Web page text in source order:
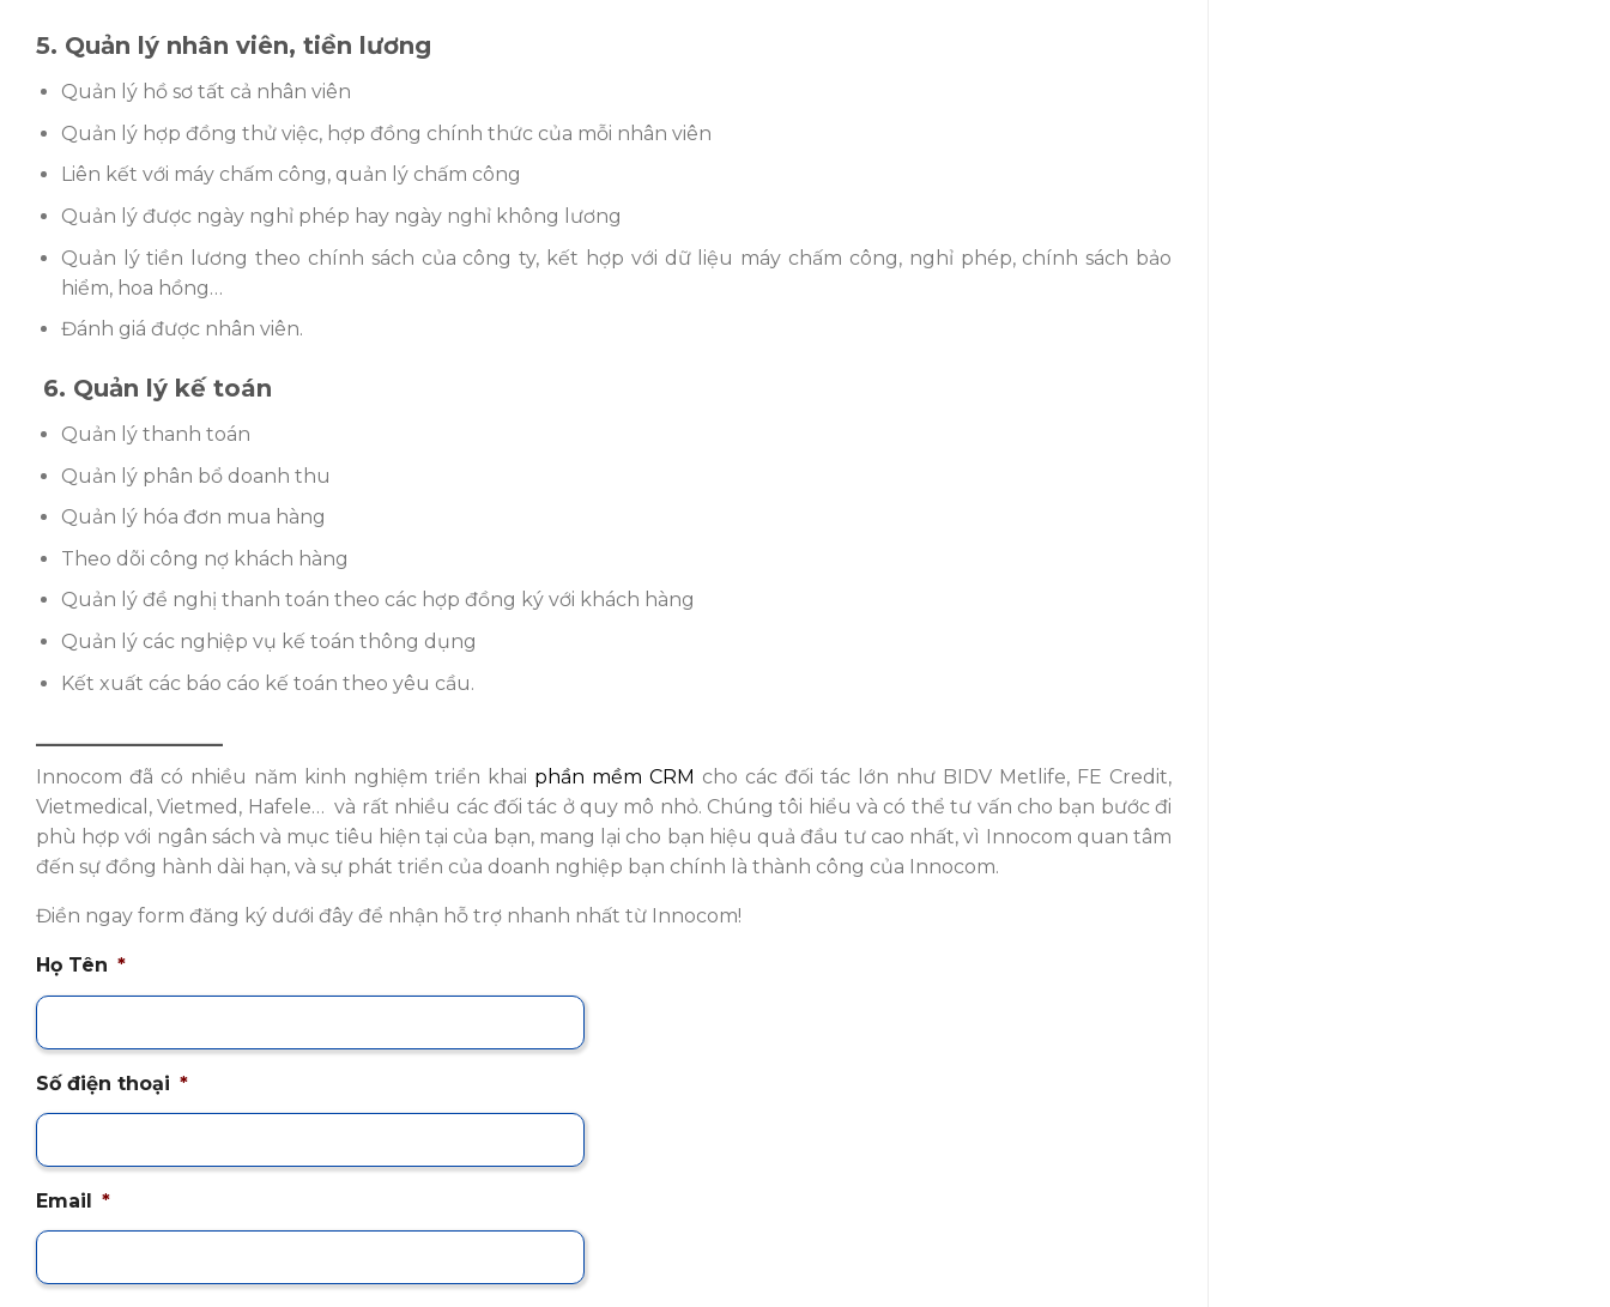
5. Quản lý nhân viên, tiền lương
Quản lý hồ sơ tất cả nhân viên
Quản lý hợp đồng thử việc, hợp đồng chính thức của mỗi nhân viên
Liên kết với máy chấm công, quản lý chấm công
Quản lý được ngày nghỉ phép hay ngày nghỉ không lương
Quản lý tiền lương theo chính sách của công ty, kết hợp với dữ liệu máy chấm công, nghỉ phép, chính sách bảo
hiểm, hoa hồng…
Đánh giá được nhân viên.
6. Quản lý kế toán
Quản lý thanh toán
Quản lý phân bổ doanh thu
Quản lý hóa đơn mua hàng
Theo dõi công nợ khách hàng
Quản lý đề nghị thanh toán theo các hợp đồng ký với khách hàng
Quản lý các nghiệp vụ kế toán thông dụng
Kết xuất các báo cáo kế toán theo yêu cầu.
——————
Innocom đã có nhiều năm kinh nghiệm triển khai phần mềm CRM cho các đối tác lớn như BIDV Metlife, FE Credit,
Vietmedical, Vietmed, Hafele… và rất nhiều các đối tác ở quy mô nhỏ. Chúng tôi hiểu và có thể tư vấn cho bạn bước đi
phù hợp với ngân sách và mục tiêu hiện tại của bạn, mang lại cho bạn hiệu quả đầu tư cao nhất, vì Innocom quan tâm
đến sự đồng hành dài hạn, và sự phát triển của doanh nghiệp bạn chính là thành công của Innocom.
Điền ngay form đăng ký dưới đây để nhận hỗ trợ nhanh nhất từ Innocom!
Họ Tên *
Số điện thoại *
Email *